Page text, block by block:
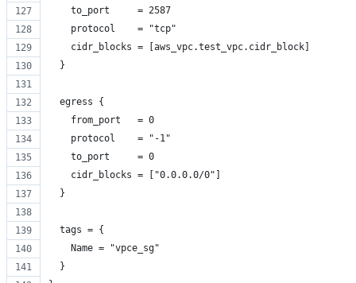
    to_port     = 2587
    protocol    = "tcp"
    cidr_blocks = [aws_vpc.test_vpc.cidr_block]
  }
  egress {
    from_port   = 0
    protocol    = "-1"
    to_port     = 0
    cidr_blocks = ["0.0.0.0/0"]
  }
  tags = {
    Name = "vpce_sg"
  }